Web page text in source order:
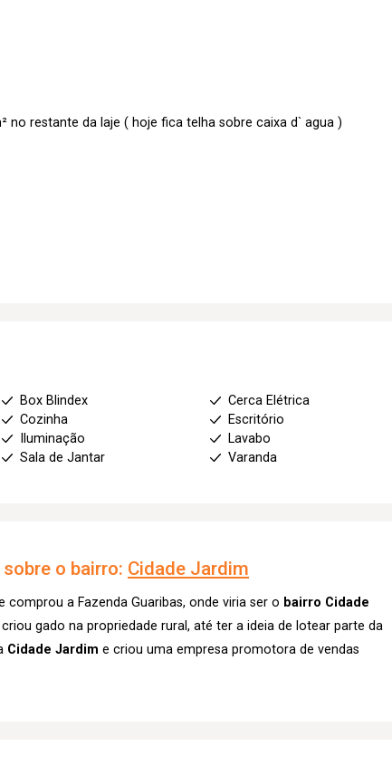
no restante da laje ( hoje fica telha sobre caixa d` agua )
Box Blindex
Cerca Elétrica
Cozinha
Escritório
Iluminação
Lavabo
Sala de Jantar Varanda
o bairro: Cidade Jardim
comprou a Fazenda Guaribas, onde viria ser o bairro Cidade
gado na propriedade rural, até ter a ideia de lotear parte da
Cidade Jardim e criou uma empresa promotora de vendas